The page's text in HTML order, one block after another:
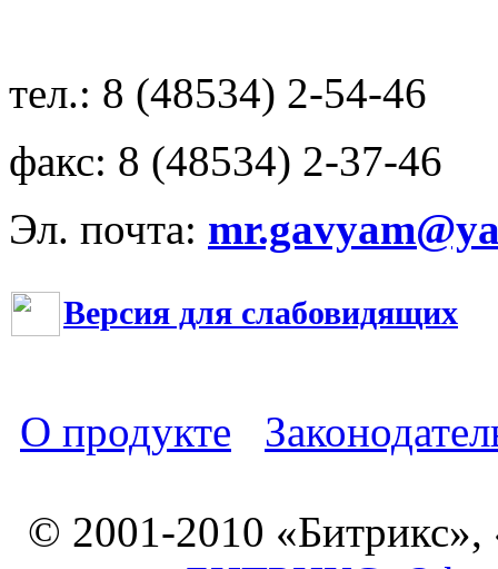
тел.: 8 (48534) 2-54-46
факс: 8 (48534) 2-37-46
Эл. почта:
Версия для слабовидящих
О продукте
© 2001-2010 «Битрикс»,